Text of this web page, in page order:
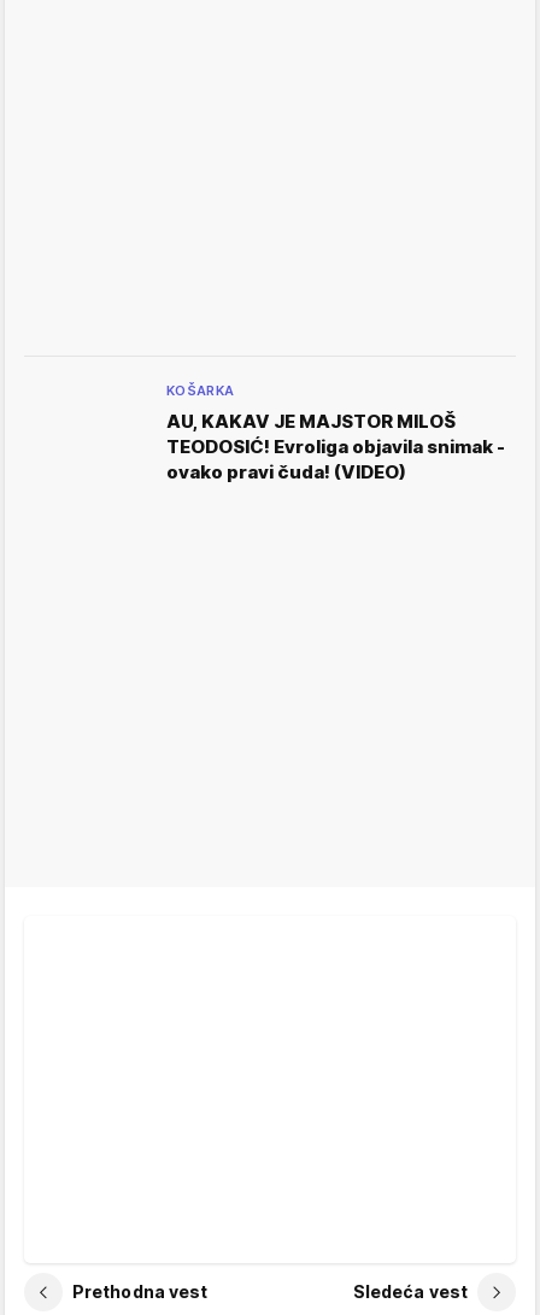
KOŠARKA
AU, KAKAV JE MAJSTOR MILOŠ
TEODOSIĆ! Evroliga objavila snimak -
ovako pravi čuda! (VIDEO)
Prethodna vest Sledeća vest